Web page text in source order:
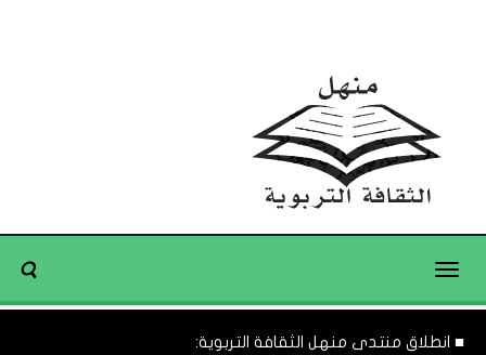
Toggle
■ انطلاق منتدى منهل الثقافة التربوية: